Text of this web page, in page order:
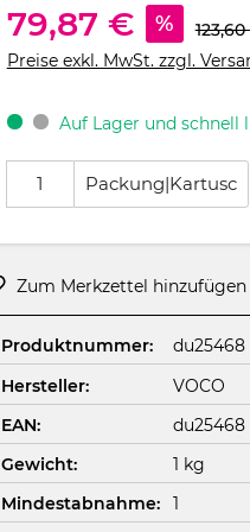
79,87 € %
Preise exkl. MwSt. zzgl.
Auf Lager und schnell
Packung|Kartusc
Zum Merkzettel hinzufügen
Produktnummer:
du25468
Hersteller:
VOCO
EAN:
du25468
Gewicht:
1 kg
Mindestabnahme:
1